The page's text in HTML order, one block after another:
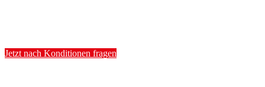
Jetzt nach Konditionen fragen